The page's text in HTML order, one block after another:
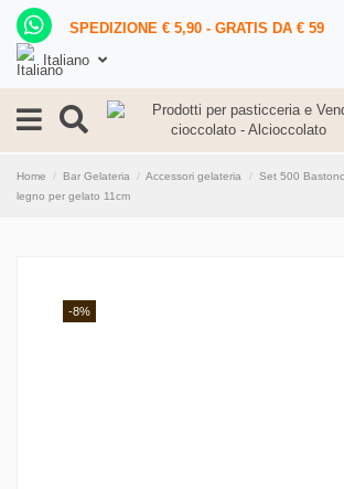
SPEDIZIONE € 5,90 - GRATIS DA € 59
Italiano
Home Bar Gelateria Accessori gelateria
Set 500
legno per gelato 11cm
-8%